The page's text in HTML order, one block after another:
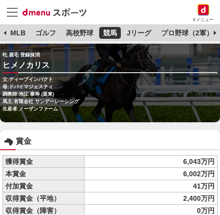
dメニュー
MLB ゴルフ 高校野球 競馬 Jリーグ プロ野球（2軍）
牝 鹿毛 登録抹消
ヒメノカリス
父:ディープインパクト
母:ドバイマジェスティ
調教師:池江 泰寿 (栗東)
馬主:有限会社 サンデーレーシング
生産者:ノーザンファーム
賞金
獲得賞金
6,043万円
本賞金
6,002万円
付加賞金
41万円
収得賞金（平地）
2,400万円
収得賞金（障害）
0万円